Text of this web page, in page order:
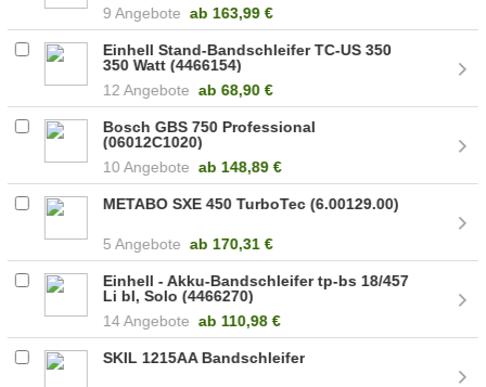
9 Angebote ab 163,99 €
Einhell Stand-Bandschleifer TC-US 350
350 Watt (4466154)
12 Angebote ab 68,90 €
Bosch GBS 750 Professional
(06012C1020)
10 Angebote ab 148,89 €
METABO SXE 450 TurboTec (6.00129.00)
5 Angebote ab 170,31 €
Einhell - Akku-Bandschleifer tp-bs 18/457
Li bl, Solo (4466270)
14 Angebote ab 110,98 €
SKIL 1215AA Bandschleifer